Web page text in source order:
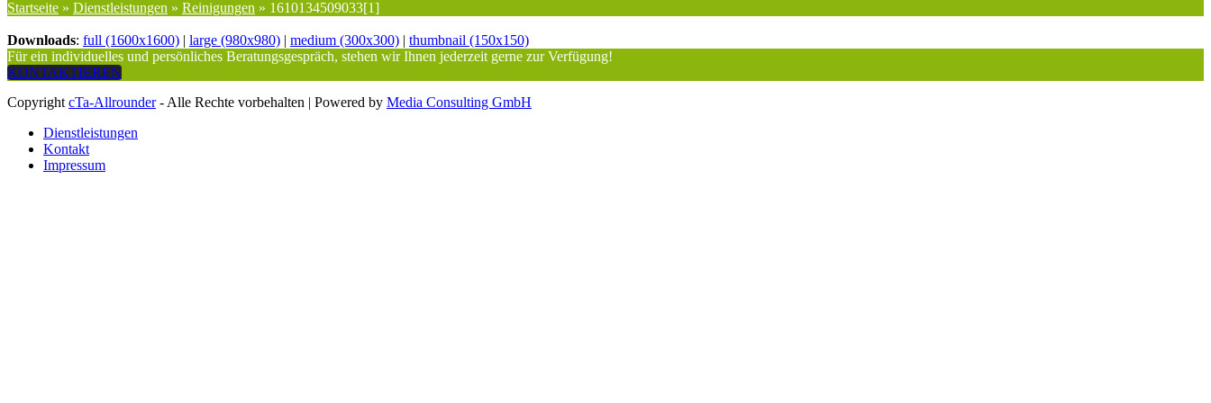
Startseite » Dienstleistungen » Reinigungen » 1610134509033[1]
Downloads: full (1600x1600) | large (980x980) | medium (300x300) | thumbnail (150x150)
Für ein individuelles und persönliches Beratungsgespräch, stehen wir Ihnen jederzeit gerne zur Verfügung!
KONTAKTIEREN
Copyright cTa-Allrounder- Alle Rechte vorbehalten | Powered by Media Consulting GmbH
Dienstleistungen
Kontakt
Impressum